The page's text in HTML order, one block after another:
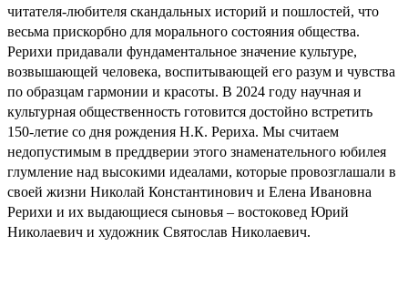
читателя-любителя скандальных историй и пошлостей, что
весьма прискорбно для морального состояния общества.
Рерихи придавали фундаментальное значение культуре,
возвышающей человека, воспитывающей его разум и чувства
по образцам гармонии и красоты. В 2024 году научная и
культурная общественность готовится достойно встретить
150-летие со дня рождения Н.К. Рериха. Мы считаем
недопустимым в преддверии этого знаменательного юбилея
глумление над высокими идеалами, которые провозглашали в
своей жизни Николай Константинович и Елена Ивановна
Рерихи и их выдающиеся сыновья – востоковед Юрий
Николаевич и художник Святослав Николаевич.